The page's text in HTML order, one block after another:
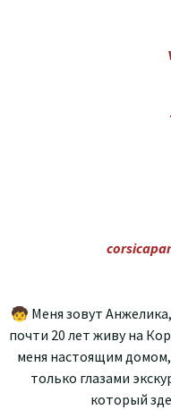
🧒 Меня зовут
почти 20 лет живу на
меня настоящим
только глазами
который